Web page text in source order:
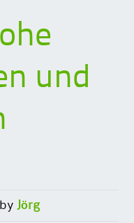
und
by Jörg